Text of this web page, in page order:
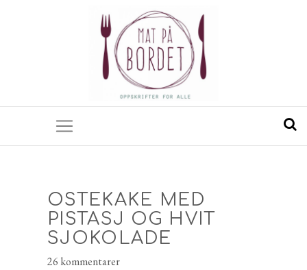
OSTEKAKE MED
PISTASJ OG HVIT
SJOKOLADE
26 kommentarer